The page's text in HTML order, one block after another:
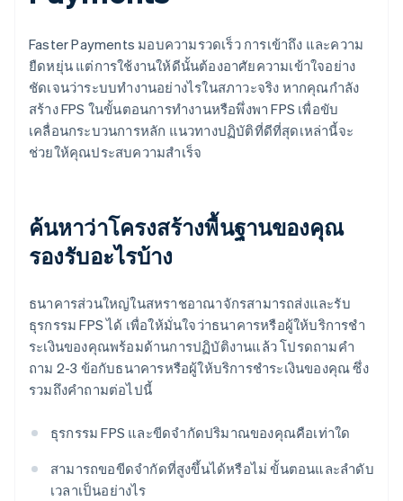
Faster Payments มอบความรวดเร็ว การเข้าถึง และความ
ยืดหยุ่น แต่การใช้งานให้ดีนั้นต้องอาศัยความเข้าใจอย่าง
ชัดเจนว่าระบบทํางานอย่างไรในสภาวะจริง หากคุณกําลัง
สร้าง FPS ในขั้นตอนการทํางานหรือพึ่งพา FPS เพื่อขับ
เคลื่อนกระบวนการหลัก แนวทางปฏิบัติที่ดีที่สุดเหล่านี้จะ
ช่วยให้คุณประสบความสําเร็จ
ค้นหาว่าโครงสร้างพื้นฐานของคุณ
รองรับอะไรบ้าง
ธนาคารส่วนใหญ่ในสหราชอาณาจักรสามารถส่งและรับ
ธุรกรรม FPS ได้ เพื่อให้มั่นใจว่าธนาคารหรือผู้ให้บริการชํา
ระเงินของคุณพร้อมด้านการปฏิบัติงานแล้ว โปรดถามคํา
ถาม 2-3 ข้อกับธนาคารหรือผู้ให้บริการชําระเงินของคุณ ซึ่ง
รวมถึงคําถามต่อไปนี้
ธุรกรรม FPS และขีดจํากัดปริมาณของคุณคือเท่าใด
สามารถขอขีดจํากัดที่สูงขึ้นได้หรือไม่ ขั้นตอนและลําดับ
เวลาเป็นอย่างไร